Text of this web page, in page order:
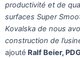
productivité et de
surfaces Super
Kovalska de nous
construction de
ajouté Ralf Beier,